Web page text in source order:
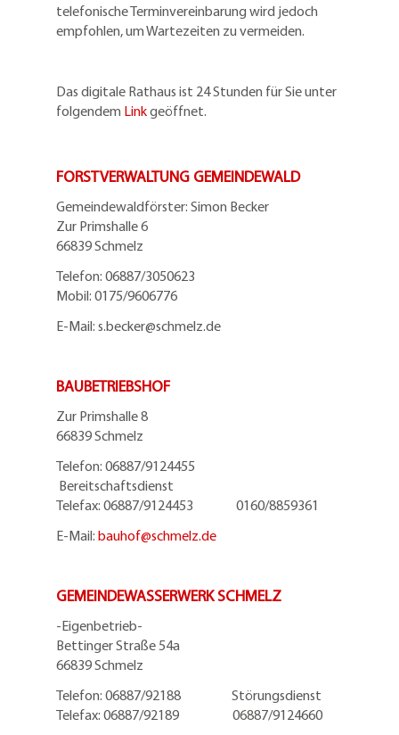
telefonische Terminvereinbarung wird jedoch
empfohlen, um Wartezeiten zu vermeiden.
Das digitale Rathaus ist 24 Stunden für Sie unter
folgendem Linkgeöffnet.
FORSTVERWALTUNG GEMEINDEWALD
Gemeindewaldförster: Simon Becker
Zur Primshalle 6
66839 Schmelz
Telefon: 06887/3050623
Mobil: 0175/9606776
E-Mail: s.becker@schmelz.de
BAUBETRIEBSHOF
Zur Primshalle 8
66839 Schmelz
Telefon: 06887/9124455
Bereitschaftsdienst
Telefax: 06887/9124453 0160/8859361
E-Mail: bauhof@schmelz.de
GEMEINDEWASSERWERK SCHMELZ
-Eigenbetrieb-
Bettinger Straße 54a
66839 Schmelz
Telefon: 06887/92188 Störungsdienst
Telefax: 06887/92189 06887/9124660